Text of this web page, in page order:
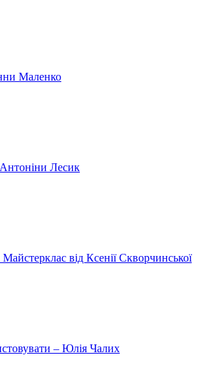
Маленко
Лесик
від Ксенії Скворчинської
– Юлія Чалих